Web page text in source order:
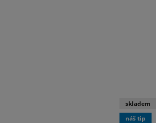
skladem
náš tip